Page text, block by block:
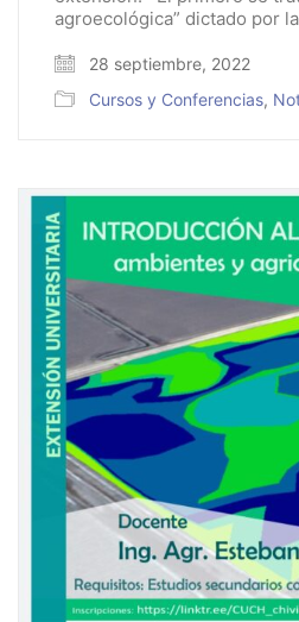
agroecológica” dictado por
28 septiembre, 2022
Cursos y Conferencias,